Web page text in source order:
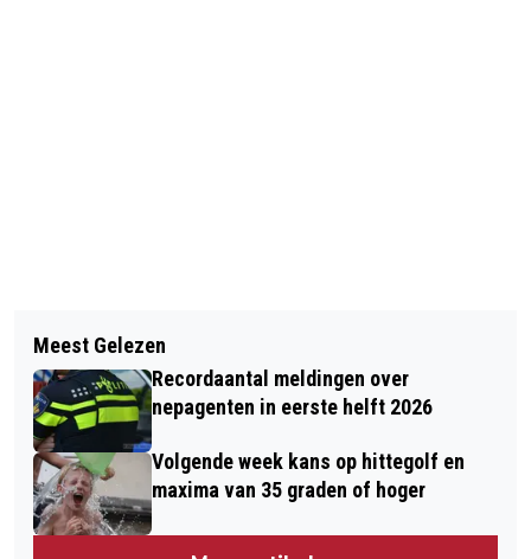
BOOM BLOKKEERT KASTEELSTRAAT
NA STORMSCHADE
LAURA SMULDERS EUROPEES
KAMPIOEN BMX
Meest Gelezen
Recordaantal meldingen over
nepagenten in eerste helft 2026
Volgende week kans op hittegolf en
maxima van 35 graden of hoger